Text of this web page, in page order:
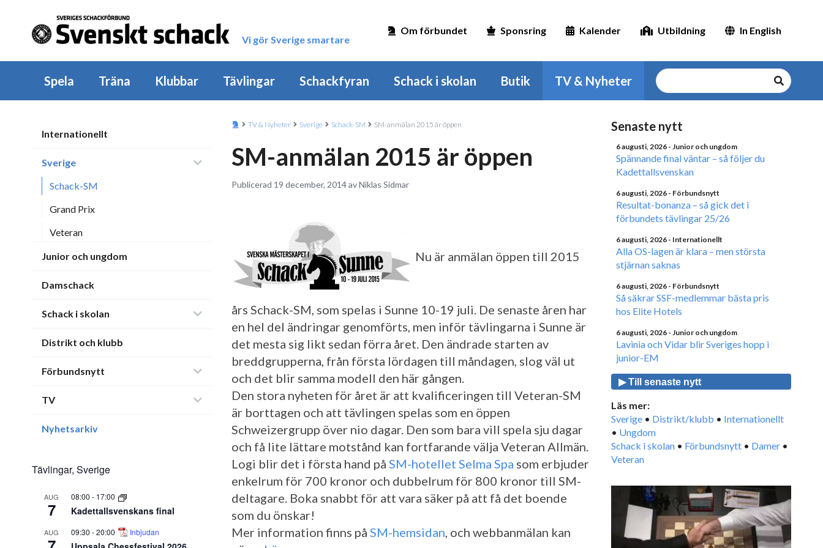
Vi gör Sverige smartare
Om förbundet Sponsring Kalender Utbildning In English
Spela Träna Klubbar Tävlingar Schackfyran Schack i skolan Butik TV & Nyheter
Internationellt
Sverige
Schack-SM
Grand Prix
Veteran
Junior och ungdom
Damschack
Schack i skolan
Distrikt och klubb
Förbundsnytt
TV
Nyhetsarkiv
Tävlingar, Sverige
AUG
7
08:00 - 17:00
Kadettallsvenskans final
AUG 09:30 -20:00 Inbjudan
TV & Nyheter Sverige Schack-SM SM-anmälan 2015 är öppen
SM-anmälan 2015 är öppen
Publicerad 19 december, 2014 av Niklas Sidmar
Nu är anmälan öppen till 2015
års Schack-SM, som spelas i Sunne 10-19 juli. De senaste åren har
en hel del ändringar genomförts, men inför tävlingarna i Sunne är
det mesta sig likt sedan förra året. Den ändrade starten av
breddgrupperna, från första lördagen till måndagen, slog väl ut
och det blir samma modell den här gången.
Den stora nyheten för året är att kvalificeringen till Veteran-SM
är borttagen och att tävlingen spelas som en öppen
Schweizergrupp över nio dagar. Den som bara vill spela sju dagar
och få lite lättare motstånd kan fortfarande välja Veteran Allmän.
Logi blir det i första hand på SM-hotellet Selma Spa som erbjuder
enkelrum för 700 kronor och dubbelrum för 800 kronor till SM-
deltagare. Boka snabbt för att vara säker på att få det boende
som du önskar!
Mer information finns på SM-hemsidan, och webbanmälan kan
Senaste nytt
6 augusti, 2026 - Junior och ungdom
Spännande final väntar – så följer du
Kadettallsvenskan
6 augusti, 2026 - Förbundsnytt
Resultat-bonanza – så gick det i
förbundets tävlingar 25/26
6 augusti, 2026 - Internationellt
Alla OS-lagen är klara – men största
stjärnan saknas
6 augusti, 2026 - Förbundsnytt
Så säkrar SSF-medlemmar bästa pris
hos Elite Hotels
6 augusti, 2026 - Junior och ungdom
Lavinia och Vidar blir Sveriges hopp i
junior-EM
▶ Till senaste nytt
Läs mer:
Sverige • Distrikt/klubb • Internationellt
• Ungdom
Schack i skolan • Förbundsnytt • Damer •
Veteran